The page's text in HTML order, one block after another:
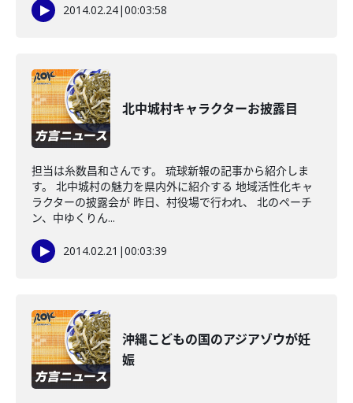
2014.02.24|00:03:58
北中城村キャラクターお披露目
担当は糸数昌和さんです。 琉球新報の記事から紹介しま
す。 北中城村の魅力を県内外に紹介する 地域活性化キャ
ラクターの披露会が 昨日、村役場で行われ、 北のペーチ
ン、中ゆくりん...
2014.02.21 |00:03:39
沖縄こどもの国のアジアゾウが妊
娠